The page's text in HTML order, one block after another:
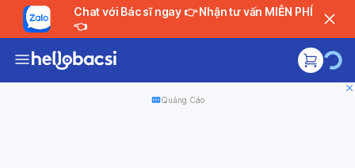
Chat với Bác sĩ ngay 👉 Nhận tư vấn MIỄN PHÍ
👈
Quảng Cáo